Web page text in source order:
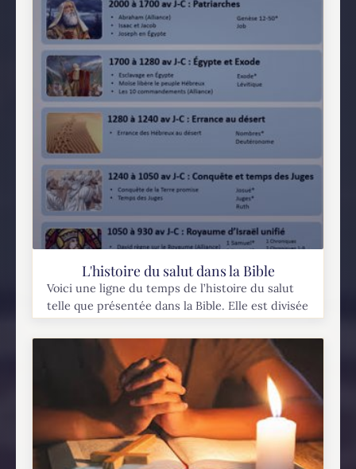
L'histoire du salut dans la Bible
Voici une ligne du temps de l’histoire du salut
telle que présentée dans la Bible. Elle est divisée
importante dans le cheminement du...